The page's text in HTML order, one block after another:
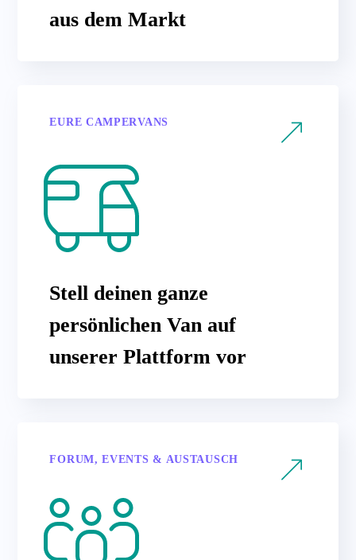
aus dem Markt
EURE CAMPERVANS
Stell deinen ganze
persönlichen Van auf
unserer Plattform vor
FORUM, EVENTS & AUSTAUSCH